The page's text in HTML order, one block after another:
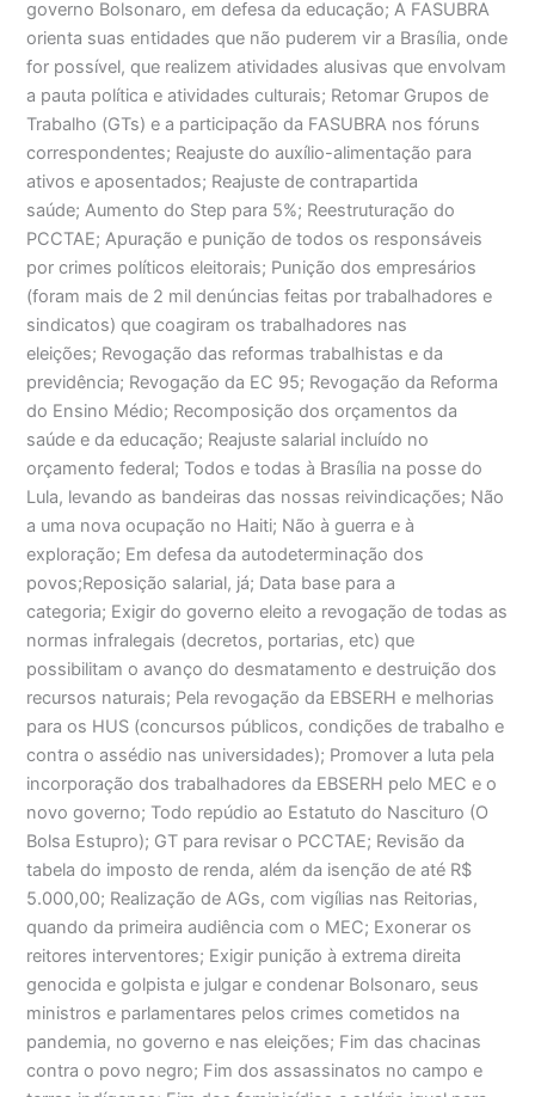
governo Bolsonaro, em defesa da educação; A FASUBRA
orienta suas entidades que não puderem vir a Brasília, onde
for possível, que realizem atividades alusivas que envolvam
a pauta política e atividades culturais; Retomar Grupos de
Trabalho (GTs) e a participação da FASUBRA nos fóruns
correspondentes; Reajuste do auxílio-alimentação para
ativos e aposentados; Reajuste de contrapartida
saúde; Aumento do Step para 5%; Reestruturação do
PCCTAE; Apuração e punição de todos os responsáveis
por crimes políticos eleitorais; Punição dos empresários
(foram mais de 2 mil denúncias feitas por trabalhadores e
sindicatos) que coagiram os trabalhadores nas
eleições; Revogação das reformas trabalhistas e da
previdência; Revogação da EC 95; Revogação da Reforma
do Ensino Médio; Recomposição dos orçamentos da
saúde e da educação; Reajuste salarial incluído no
orçamento federal; Todos e todas à Brasília na posse do
Lula, levando as bandeiras das nossas reivindicações; Não
a uma nova ocupação no Haiti; Não à guerra e à
exploração; Em defesa da autodeterminação dos
povos;Reposição salarial, já; Data base para a
categoria; Exigir do governo eleito a revogação de todas as
normas infralegais (decretos, portarias, etc) que
possibilitam o avanço do desmatamento e destruição dos
recursos naturais; Pela revogação da EBSERH e melhorias
para os HUS (concursos públicos, condições de trabalho e
contra o assédio nas universidades); Promover a luta pela
incorporação dos trabalhadores da EBSERH pelo MEC e o
novo governo; Todo repúdio ao Estatuto do Nascituro (O
Bolsa Estupro); GT para revisar o PCCTAE; Revisão da
tabela do imposto de renda, além da isenção de até R$
5.000,00; Realização de AGs, com vigílias nas Reitorias,
quando da primeira audiência com o MEC; Exonerar os
reitores interventores; Exigir punição à extrema direita
genocida e golpista e julgar e condenar Bolsonaro, seus
ministros e parlamentares pelos crimes cometidos na
pandemia, no governo e nas eleições; Fim das chacinas
contra o povo negro; Fim dos assassinatos no campo e